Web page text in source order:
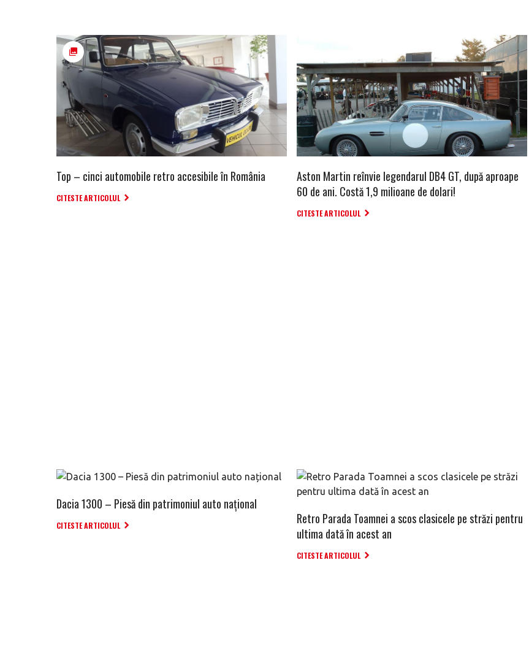
Top – cinci automobile retro accesibile în România
CITESTE ARTICOLUL
Aston Martin reînvie legendarul DB4 GT, după aproape
60 de ani. Costă 1,9 milioane de dolari!
CITESTE ARTICOLUL
Dacia 1300 – Piesă din patrimoniul auto național
CITESTE ARTICOLUL
Retro Parada Toamnei a scos clasicele pe străzi pentru
ultima dată în acest an
CITESTE ARTICOLUL